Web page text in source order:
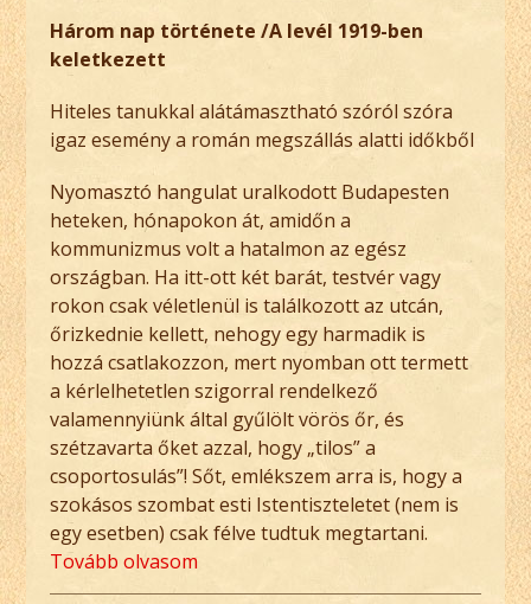
Három nap története /A levél 1919-ben
keletkezett
Hiteles tanukkal alátámasztható szóról szóra
igaz esemény a román megszállás alatti időkből
Nyomasztó hangulat uralkodott Budapesten
heteken, hónapokon át, amidőn a
kommunizmus volt a hatalmon az egész
országban. Ha itt-ott két barát, testvér vagy
rokon csak véletlenül is találkozott az utcán,
őrizkednie kellett, nehogy egy harmadik is
hozzá csatlakozzon, mert nyomban ott termett
a kérlelhetetlen szigorral rendelkező
valamennyiünk által gyűlölt vörös őr, és
szétzavarta őket azzal, hogy „tilos” a
csoportosulás”! Sőt, emlékszem arra is, hogy a
szokásos szombat esti Istentiszteletet (nem is
egy esetben) csak félve tudtuk megtartani.
Tovább olvasom